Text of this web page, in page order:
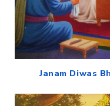
Janam Diwas